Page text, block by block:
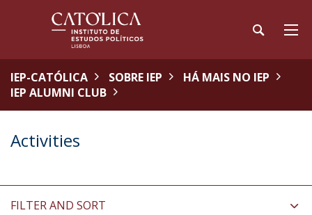
IEP-CATÓLICA SOBRE IEP
HÁ MAIS NO IEP
IEP ALUMNI CLUB
Activities
FILTER AND SORT